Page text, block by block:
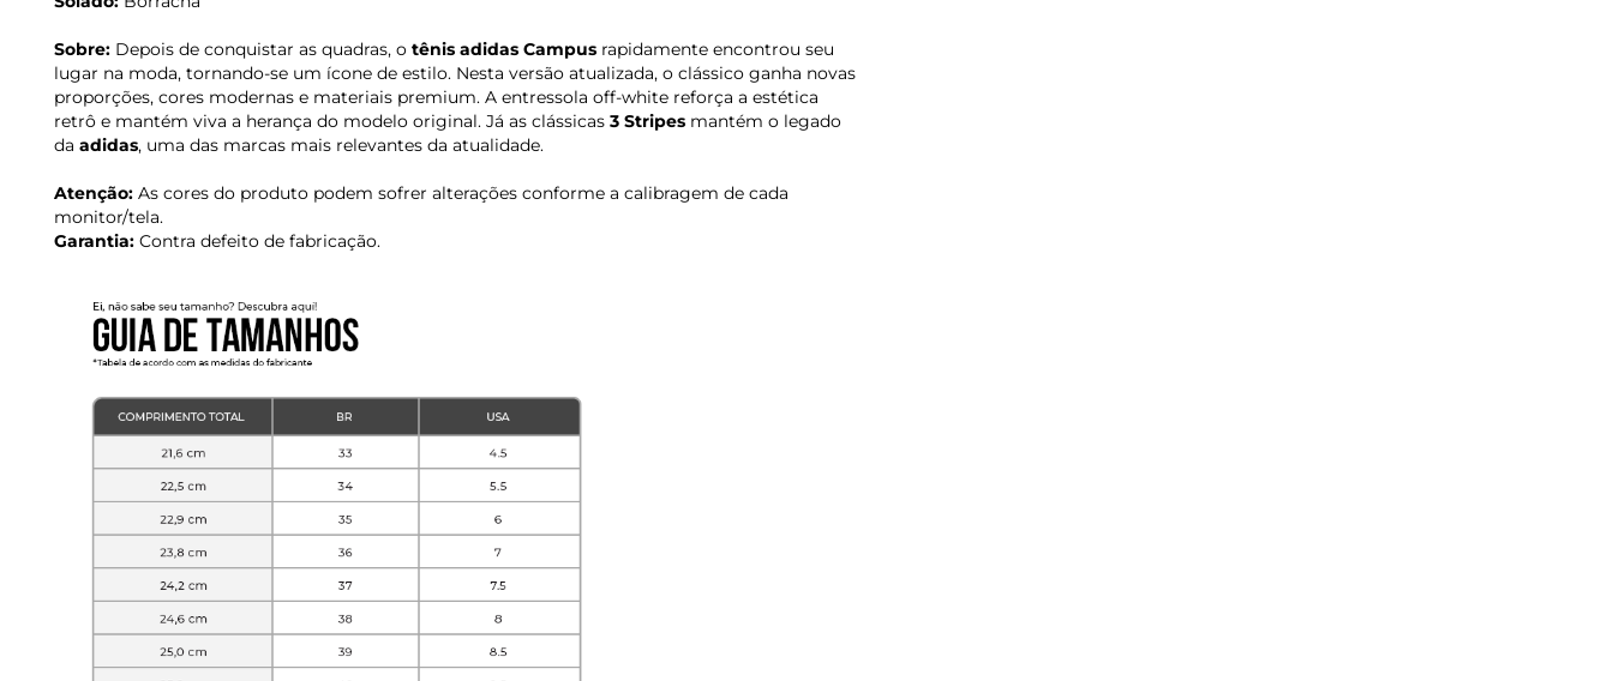
Sobre: Depois de conquistar as quadras, o tênis adidas Campus rapidamente encontrou seu
lugar na moda, tornando-se um ícone de estilo. Nesta versão atualizada, o clássico ganha novas
proporções, cores modernas e materiais premium. A entressola off-white reforça a estética
retrô e mantém viva a herança do modelo original. Já as clássicas 3 Stripes mantém o legado
da adidas, uma das marcas mais relevantes da atualidade.
Atenção: As cores do produto podem sofrer alterações conforme a calibragem de cada
monitor/tela.
Garantia: Contra defeito de fabricação.